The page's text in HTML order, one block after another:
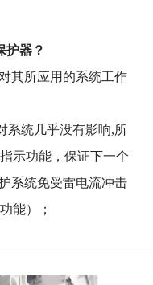
护器？
其所应用的系统工作
系统几乎没有影响,所
示功能，保证下一个
系统免受雷电流冲击
能）；